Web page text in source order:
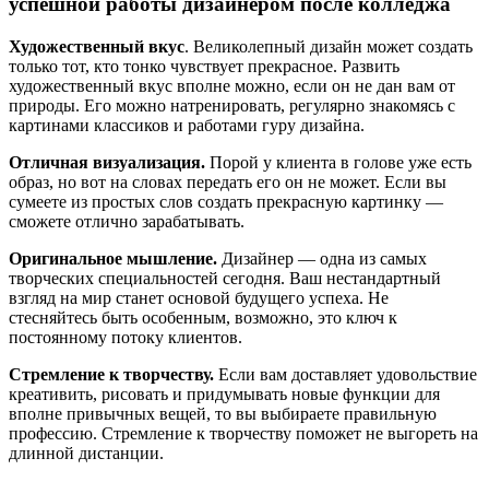
Художественный вкус. Великолепный дизайн может создать
только тот, кто тонко чувствует прекрасное. Развить
художественный вкус вполне можно, если он не дан вам от
природы. Его можно натренировать, регулярно знакомясь с
картинами классиков и работами гуру дизайна.
Отличная визуализация. Порой у клиента в голове уже есть
образ, но вот на словах передать его он не может. Если вы
сумеете из простых слов создать прекрасную картинку —
сможете отлично зарабатывать.
Оригинальное мышление. Дизайнер — одна из самых
творческих специальностей сегодня. Ваш нестандартный
взгляд на мир станет основой будущего успеха. Не
стесняйтесь быть особенным, возможно, это ключ к
постоянному потоку клиентов.
Стремление к творчеству. Если вам доставляет удовольствие
креативить, рисовать и придумывать новые функции для
вполне привычных вещей, то вы выбираете правильную
профессию. Стремление к творчеству поможет не выгореть на
длинной дистанции.